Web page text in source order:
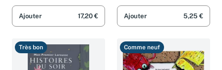
Ajouter 17,20 € Ajouter 5,25 €
Très bon Comme neuf